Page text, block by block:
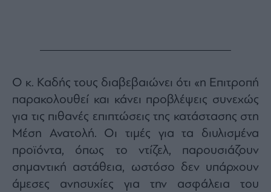
Mononews100
Εγγραφείτε
Newsletter
του
mononews.gr
Ο κ. Καδής τους διαβεβαιώνει ότι «η Επιτροπή
παρακολουθεί και κάνει προβλέψεις συνεχώς
για τις πιθανές επιπτώσεις της κατάστασης στη
Μέση Ανατολή. Οι τιμές για τα διυλισμένα
προϊόντα, όπως το ντίζελ, παρουσιάζουν
σημαντική αστάθεια, ωστόσο δεν υπάρχουν
άμεσες ανησυχίες για την ασφάλεια του